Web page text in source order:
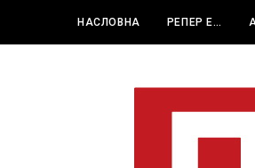
НАСЛОВНА РЕПЕР Е…